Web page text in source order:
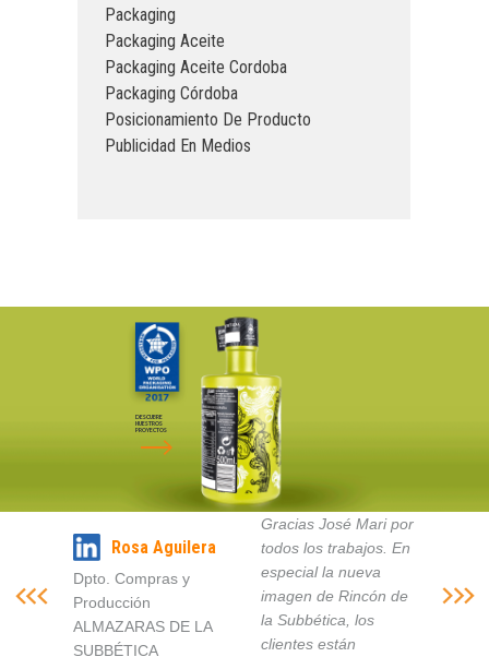
Packaging
Packaging Aceite
Packaging Aceite Cordoba
Packaging Córdoba
Posicionamiento De Producto
Publicidad En Medios
DESCUBRE
NUESTROS
PROYECTOS
Rosa Aguilera
Dpto. Compras y
Producción
ALMAZARAS DE LA
SUBBÉTICA
Gracias José Mari por
todos los trabajos. En
especial la nueva
imagen de Rincón de
la Subbética, los
clientes están